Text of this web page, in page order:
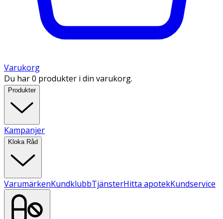
Varukorg
Du har 0 produkter i din varukorg.
Produkter
Kampanjer
Kloka Råd
VarumärkenKundklubbTjänsterHitta apotekKundservice